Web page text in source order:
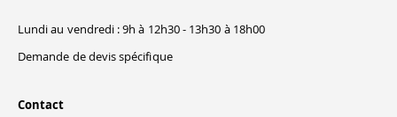
Lundi au vendredi : 9h à 12h30 - 13h30 à 18h00
Demande de devis spécifique
Contact